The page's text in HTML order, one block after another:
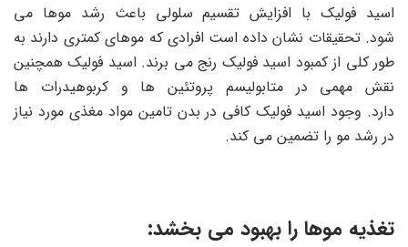
اسید فولیک با افزایش تقسیم سلولی باعث رشد موها می
شود. تحقیقات نشان داده است افرادی که موهای کمتری دارند به
طور کلی از کمبود اسید فولیک رنج می برند. اسید فولیک همچنین
نقش مهمی در متابولیسم پروتئین ها و کربوهیدرات ها
دارد. وجود اسید فولیک کافی در بدن تامین مواد مغذی مورد نیاز
در رشد مو را تضمین می کند.
تغذیه موها را بهبود می بخشد: